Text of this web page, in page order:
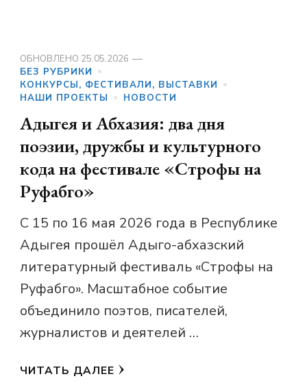
ОБНОВЛЕНО 25.05.2026
БЕЗ РУБРИКИ
КОНКУРСЫ, ФЕСТИВАЛИ, ВЫСТАВКИ
НАШИ ПРОЕКТЫ
НОВОСТИ
Адыгея и Абхазия: два дня
поэзии, дружбы и культурного
кода на фестивале «Строфы на
Руфабго»
С 15 по 16 мая 2026 года в Республике
Адыгея прошёл Адыго-абхазский
литературный фестиваль «Строфы на
Руфабго». Масштабное событие
объединило поэтов, писателей,
журналистов и деятелей …
ЧИТАТЬ ДАЛЕЕ